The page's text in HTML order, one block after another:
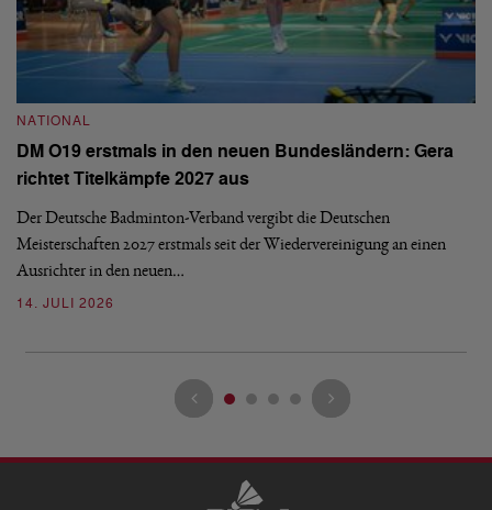
NATIONAL
DM O19 erstmals in den neuen Bundesländern: Gera
richtet Titelkämpfe 2027 aus
Der Deutsche Badminton-Verband vergibt die Deutschen
Meisterschaften 2027 erstmals seit der Wiedervereinigung an einen
Ausrichter in den neuen…
14. JULI 2026